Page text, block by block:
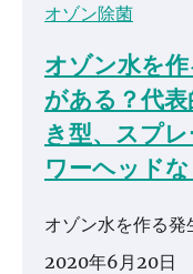
オゾン除菌
オゾン水を
がある？代
き型、スプ
ワーヘッド
オゾン水を作る
2020年6月20日